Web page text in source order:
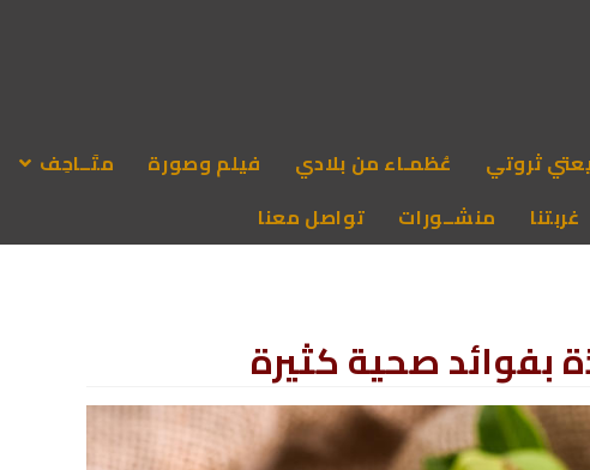
ثروتي عُظمـاء من بلادي فيلم وصورة
متَــاحِف
غربتنا منشــورات تواصل معنا
بفوائد صحية كثيرة